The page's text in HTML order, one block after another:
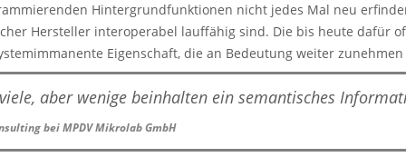
Hintergrundfunktionen nicht jedes Mal neu
Hersteller interoperabel lauffähig sind. Die bis heute dafür
Eigenschaft, die an Bedeutung weiter
aber wenige beinhalten ein semantisches
bei MPDV Mikrolab GmbH